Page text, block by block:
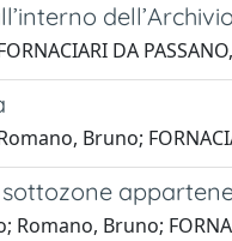
DA
Bruno;
Bruno;